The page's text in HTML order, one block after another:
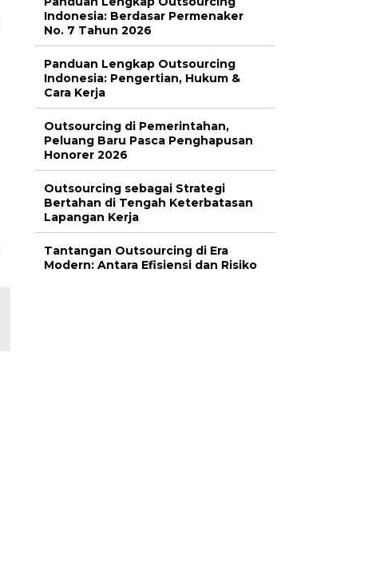
Indonesia: Berdasar Permenaker
No. 7 Tahun 2026
Panduan Lengkap Outsourcing
Indonesia: Pengertian, Hukum &
Cara Kerja
Outsourcing di Pemerintahan,
Peluang Baru Pasca Penghapusan
Honorer 2026
Outsourcing sebagai Strategi
Bertahan di Tengah Keterbatasan
Lapangan Kerja
Tantangan Outsourcing di Era
Modern: Antara Efisiensi dan Risiko